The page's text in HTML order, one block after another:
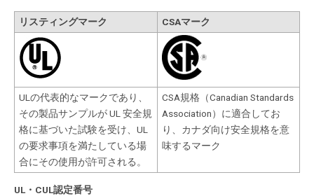
リスティングマーク CSAマーク
ULの代表的なマークであり、
その製品サンプルが UL 安全規
格に基づいた試験を受け、UL
の要求事項を満たしている場
合にその使用が許可される。
CSA規格（Canadian Standards
Association）に適合してお
り、カナダ向け安全規格を意
味するマーク
UL ・CUL認定番号